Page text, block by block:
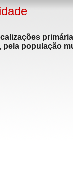
população